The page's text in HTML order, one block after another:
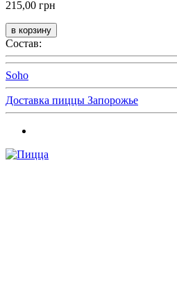
215,00 грн
Состав:
Soho
Доставка пиццы Запорожье